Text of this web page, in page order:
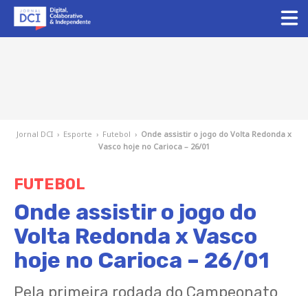
Jornal DCI › Esporte › Futebol › Onde assistir o jogo do Volta Redonda x
Vasco hoje no Carioca – 26/01
FUTEBOL
Onde assistir o jogo do
Volta Redonda x Vasco
hoje no Carioca – 26/01
Pela primeira rodada do Campeonato